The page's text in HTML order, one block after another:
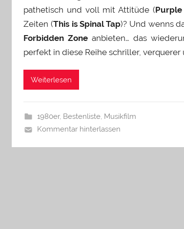
pathetisch und voll mit Attitüde (Purple
Zeiten (This is Spinal Tap)? Und wenns
Forbidden Zoneanbieten… das
perfekt in diese Reihe schriller,
Weiterlesen
1980er, Bestenliste, Musikfilm
Kommentar hinterlassen